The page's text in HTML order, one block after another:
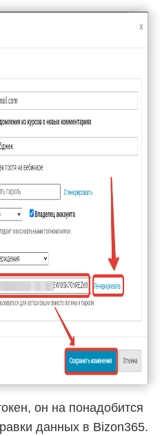
он на понадобится
данных в Bizon365.